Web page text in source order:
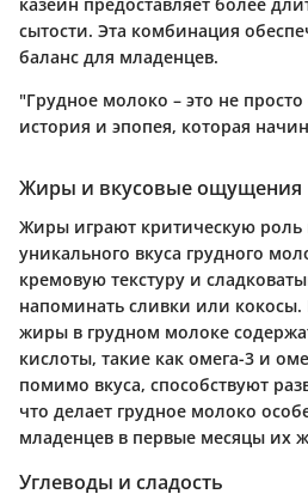
казеин предоставляет более
сытости. Эта комбинация
баланс для младенцев.
"Грудное молоко – это не просто
история и эпопея, которая
Жиры и вкусовые ощущения
Жиры играют критическую роль
уникального вкуса грудного
кремовую текстуру и
напоминать сливки или кокосы.
жиры в грудном молоке
кислоты, такие как омега-3 и
помимо вкуса, способствуют
что делает грудное молоко
младенцев в первые месяцы их
Углеводы и сладость